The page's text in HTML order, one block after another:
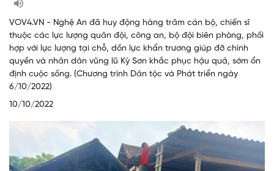
VOV4.VN - Nghệ An đã huy động hàng trăm cán bộ, chiến sĩ
thuộc các lực lượng quân đội, công an, bộ đội biên phòng, phối
hợp với lực lượng tại chỗ, dồn lực khẩn trương giúp đỡ chính
quyền và nhân dân vũng lũ Kỳ Sơn khắc phục hậu quả, sớm ổn
định cuộc sống. (Chương trình Dân tộc và Phát triển ngày
6/10/2022)
10/10/2022